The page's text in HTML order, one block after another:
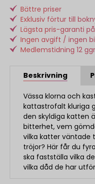
Bättre priser
Exklusiv förtur till
Lägsta pris-garanti
Ingen avgift / ingen
Medlemstidning 12
Beskrivning
Vässa klorna och
kattastrofalt kluriga
den skyldiga katten
bitterhet, vem
vilka katter väntade
tröjor? Här får du
ska fastställa vilka
vilka dåd de har